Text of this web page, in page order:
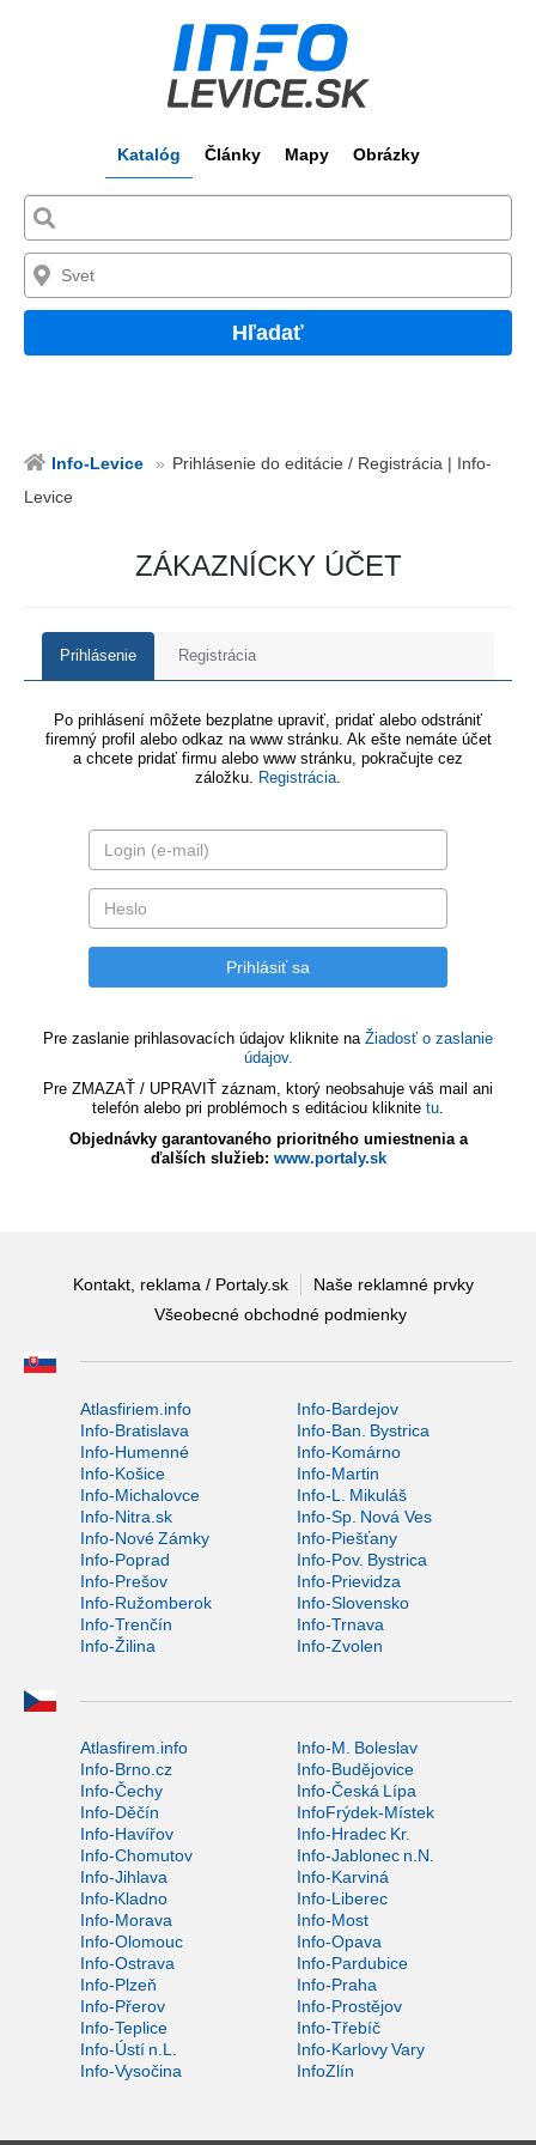
Katalóg Články Mapy Obrázky
Hľadať
Info-Levice
Prihlásenie do editácie / Registrácia | Info-
Levice
ZÁKAZNÍCKY ÚČET
Prihlásenie Registrácia
Po prihlásení môžete bezplatne upraviť, pridať alebo odstrániť
firemný profil alebo odkaz na www stránku. Ak ešte nemáte účet
a chcete pridať firmu alebo www stránku, pokračujte cez
záložku. Registrácia.
Pre zaslanie prihlasovacích údajov kliknite na Žiadosť o zaslanie
údajov.
Pre ZMAZAŤ / UPRAVIŤ záznam, ktorý neobsahuje váš mail ani
telefón alebo pri problémoch s editáciou kliknite tu.
Objednávky garantovaného prioritného umiestnenia a
ďalších služieb: www.portaly.sk
Kontakt, reklama / Portaly.sk
Naše reklamné prvky
Všeobecné obchodné podmienky
Atlasfiriem.info
Info-Bardejov
Info-Bratislava
Info-Ban. Bystrica
Info-Humenné
Info-Komárno
Info-Košice
Info-Martin
Info-Michalovce
Info-L. Mikuláš
Info-Nitra.sk
Info-Sp. Nová Ves
Info-Nové Zámky
Info-Piešťany
Info-Poprad
Info-Pov. Bystrica
Info-Prešov
Info-Prievidza
Info-Ružomberok
Info-Slovensko
Info-Trenčín
Info-Trnava
Info-Žilina
Info-Zvolen
Atlasfirem.info
Info-M. Boleslav
Info-Brno.cz
Info-Budějovice
Info-Čechy
Info-Česká Lípa
Info-Děčín
InfoFrýdek-Místek
Info-Havířov
Info-Hradec Kr.
Info-Chomutov
Info-Jablonec n.N.
Info-Jihlava
Info-Karviná
Info-Kladno
Info-Liberec
Info-Morava
Info-Most
Info-Olomouc
Info-Opava
Info-Ostrava
Info-Pardubice
Info-Plzeň
Info-Praha
Info-Přerov
Info-Prostějov
Info-Teplice
Info-Třebíč
Info-Ústí n.L.
Info-Karlovy Vary
Info-Vysočina
InfoZlín